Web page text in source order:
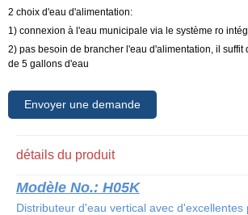
2 choix d'eau d'alimentation:
1) connexion à l'eau municipale via le système ro
2) pas besoin de brancher l'eau d'alimentation, il suffit
de 5 gallons d'eau
Envoyer une demande
détails du produit
Modèle No.: H05K
Distributeur d'eau vertical avec d'excellentes